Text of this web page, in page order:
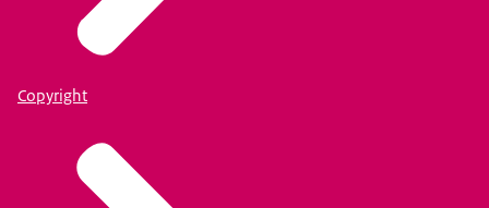
Copyright